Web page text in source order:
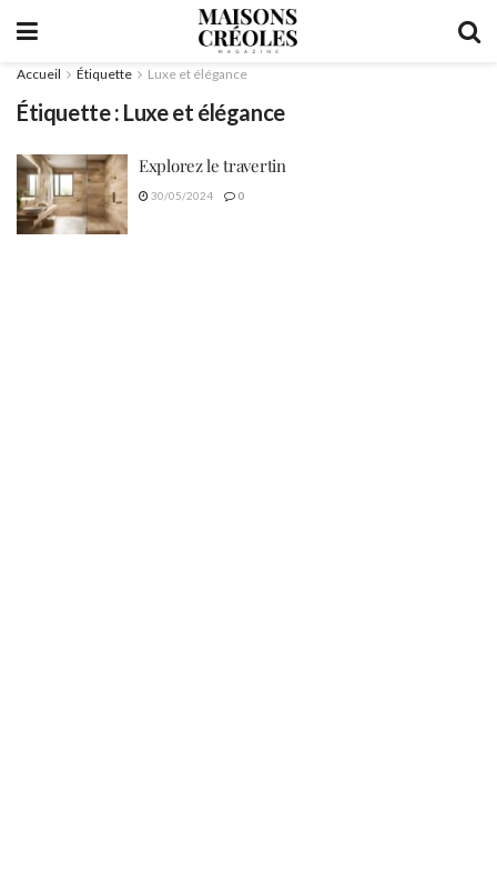
Accueil Étiquette Luxe et élégance
Étiquette : Luxe et élégance
Explorez le travertin
30/05/2024 0